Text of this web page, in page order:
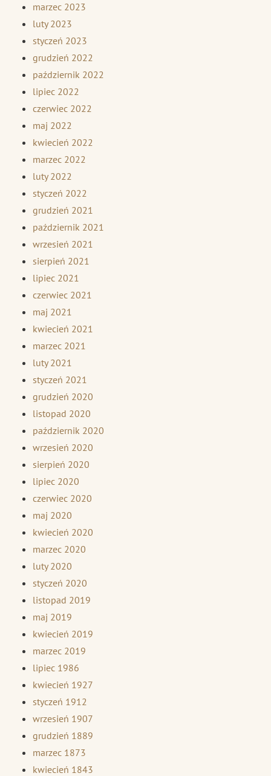
marzec 2023
luty 2023
styczeń 2023
grudzień 2022
październik 2022
lipiec 2022
czerwiec 2022
maj 2022
kwiecień 2022
marzec 2022
luty 2022
styczeń 2022
grudzień 2021
październik 2021
wrzesień 2021
sierpień 2021
lipiec 2021
czerwiec 2021
maj 2021
kwiecień 2021
marzec 2021
luty 2021
styczeń 2021
grudzień 2020
listopad 2020
październik 2020
wrzesień 2020
sierpień 2020
lipiec 2020
czerwiec 2020
maj 2020
kwiecień 2020
marzec 2020
luty 2020
styczeń 2020
listopad 2019
maj 2019
kwiecień 2019
marzec 2019
lipiec 1986
kwiecień 1927
styczeń 1912
wrzesień 1907
grudzień 1889
marzec 1873
kwiecień 1843